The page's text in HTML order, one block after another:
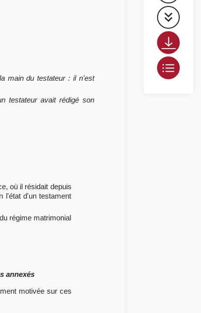
main du testateur : il n'est
testateur avait rédigé son
où il résidait depuis
l'état d'un testament
régime matrimonial
annexés
motivée sur ces